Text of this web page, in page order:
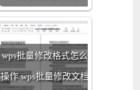
wps批量修改格式怎么
操作 wps批量修改文档